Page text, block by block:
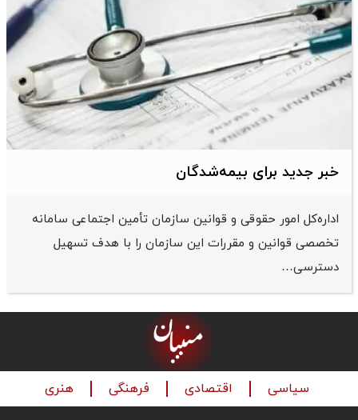
خبر جدید برای بیمه‌شدگان
اداره‌کل امور حقوقی و قوانین سازمان تأمین اجتماعی سامانه
تخصصی قوانین و مقررات این سازمان را با هدف تسهیل
دسترسی…
سیاسی اقتصادی فرهنگی هنری